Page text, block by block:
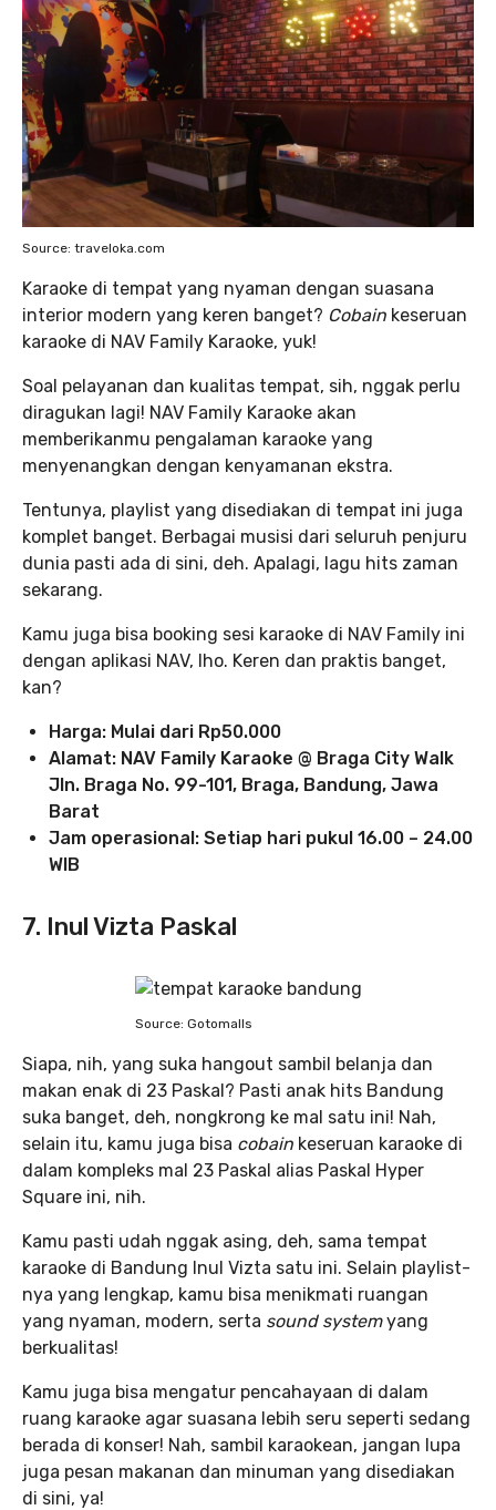
Source: traveloka.com
Karaoke di tempat yang nyaman dengan suasana
interior modern yang keren banget? Cobain keseruan
karaoke di NAV Family Karaoke, yuk!
Soal pelayanan dan kualitas tempat, sih, nggak perlu
diragukan lagi! NAV Family Karaoke akan
memberikanmu pengalaman karaoke yang
menyenangkan dengan kenyamanan ekstra.
Tentunya, playlist yang disediakan di tempat ini juga
komplet banget. Berbagai musisi dari seluruh penjuru
dunia pasti ada di sini, deh. Apalagi, lagu hits zaman
sekarang.
Kamu juga bisa booking sesi karaoke di NAV Family ini
dengan aplikasi NAV, lho. Keren dan praktis banget,
kan?
Harga: Mulai dari Rp50.000
Alamat: NAV Family Karaoke @ Braga City Walk
Jln. Braga No. 99-101, Braga, Bandung, Jawa
Barat
Jam operasional: Setiap hari pukul 16.00 – 24.00
WIB
7. Inul Vizta Paskal
Source: Gotomalls
Siapa, nih, yang suka hangout sambil belanja dan
makan enak di 23 Paskal? Pasti anak hits Bandung
suka banget, deh, nongkrong ke mal satu ini! Nah,
selain itu, kamu juga bisa cobain keseruan karaoke di
dalam kompleks mal 23 Paskal alias Paskal Hyper
Square ini, nih.
Kamu pasti udah nggak asing, deh, sama tempat
karaoke di Bandung Inul Vizta satu ini. Selain playlist-
nya yang lengkap, kamu bisa menikmati ruangan
yang nyaman, modern, serta sound systemyang
berkualitas!
Kamu juga bisa mengatur pencahayaan di dalam
ruang karaoke agar suasana lebih seru seperti sedang
berada di konser! Nah, sambil karaokean, jangan lupa
juga pesan makanan dan minuman yang disediakan
di sini, ya!